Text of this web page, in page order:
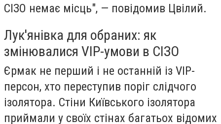
СІЗО немає місць", — повідомив Цвілий.
Лук'янівка для обраних: як
змінювалися VIP-умови в СІЗО
Єрмак не перший і не останній із VIP-
персон, хто переступив поріг слідчого
ізолятора. Стіни Київського ізолятора
приймали у своїх стінах багатьох відомих